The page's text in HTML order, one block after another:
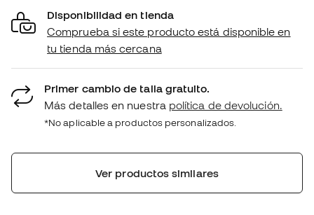
Disponibilidad en tienda
Comprueba si este producto está disponible en
tu tienda más cercana
Primer cambio de talla gratuito.
Más detalles en nuestra política de devolución.
*No aplicable a productos personalizados.
Ver productos similares